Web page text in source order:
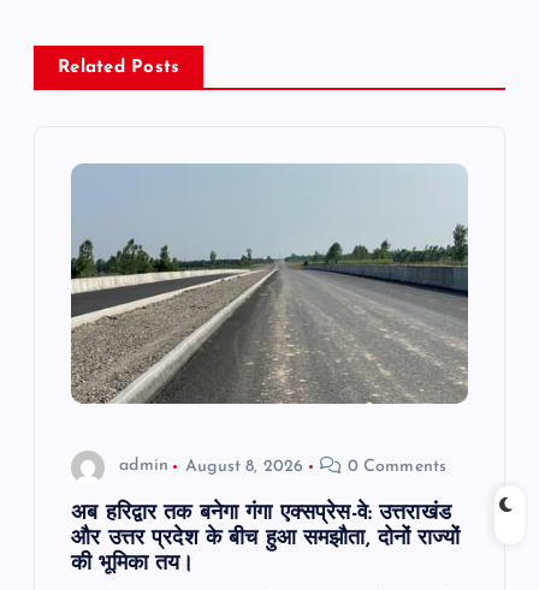
a
v
Related Posts
admin August 8, 2026 0 Comments
अब हरिद्वार तक बनेगा गंगा एक्सप्रेस-वे: उत्तराखंड
और उत्तर प्रदेश के बीच हुआ समझौता, दोनों राज्यों
की भूमिका तय।